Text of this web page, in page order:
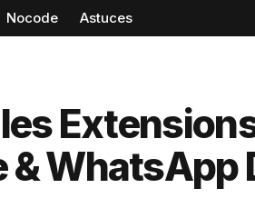
Nocode Astuces
& WhatsApp